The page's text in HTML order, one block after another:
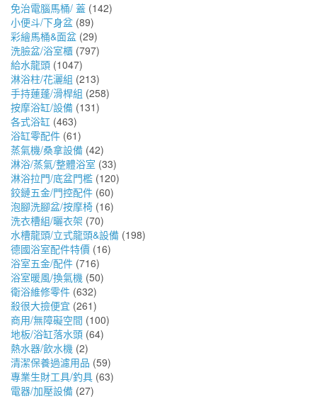
免治電腦馬桶/ 蓋 (142)
小便斗/下身盆 (89)
彩繪馬桶&面盆 (29)
洗臉盆/浴室櫃 (797)
給水龍頭 (1047)
淋浴柱/花灑組 (213)
手持蓮蓬/滑桿組 (258)
按摩浴缸/設備 (131)
各式浴缸 (463)
浴缸零配件 (61)
蒸氣機/桑拿設備 (42)
淋浴/蒸氣/整體浴室 (33)
淋浴拉門/底盆門檻 (120)
鉸鏈五金/門控配件 (60)
泡腳洗腳盆/按摩椅 (16)
洗衣槽組/曬衣架 (70)
水槽龍頭/立式龍頭&設備 (198)
德國浴室配件特價 (16)
浴室五金/配件 (716)
浴室暖風/換氣機 (50)
衛浴維修零件 (632)
殺很大撿便宜 (261)
商用/無障礙空間 (100)
地板/浴缸落水頭 (64)
熱水器/飲水機 (2)
清潔保養過濾用品 (59)
專業生財工具/釣具 (63)
電器/加壓設備 (27)